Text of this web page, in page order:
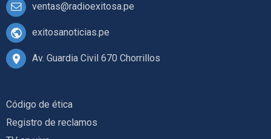
ventas@radioexitosa.pe
exitosanoticias.pe
Av. Guardia Civil 670 Chorrillos
Código de ética
Registro de reclamos